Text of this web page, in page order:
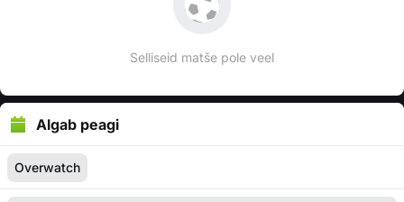
Selliseid matše pole veel
Algab peagi
Overwatch